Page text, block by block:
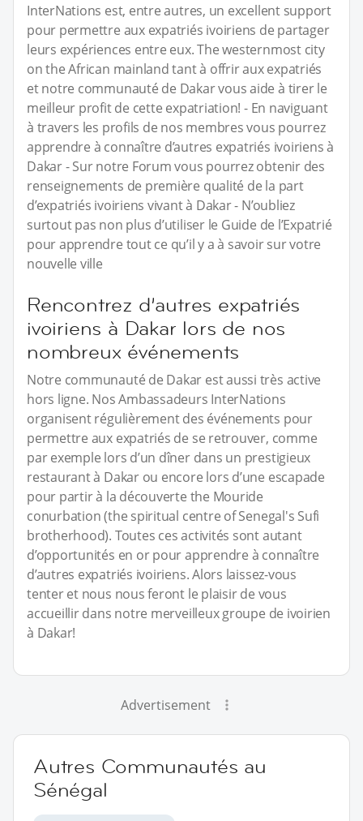
InterNations est, entre autres, un excellent support
pour permettre aux expatriés ivoiriens de partager
leurs expériences entre eux. The westernmost city
on the African mainland tant à offrir aux expatriés
et notre communauté de Dakar vous aide à tirer le
meilleur profit de cette expatriation! - En naviguant
à travers les profils de nos membres vous pourrez
apprendre à connaître d’autres expatriés ivoiriens à
Dakar - Sur notre Forum vous pourrez obtenir des
renseignements de première qualité de la part
d’expatriés ivoiriens vivant à Dakar - N’oubliez
surtout pas non plus d’utiliser le Guide de l’Expatrié
pour apprendre tout ce qu’il y a à savoir sur votre
nouvelle ville
Rencontrez d’autres expatriés
ivoiriens à Dakar lors de nos
nombreux événements
Notre communauté de Dakar est aussi très active
hors ligne. Nos Ambassadeurs InterNations
organisent régulièrement des événements pour
permettre aux expatriés de se retrouver, comme
par exemple lors d’un dîner dans un prestigieux
restaurant à Dakar ou encore lors d’une escapade
pour partir à la découverte the Mouride
conurbation (the spiritual centre of Senegal's Sufi
brotherhood). Toutes ces activités sont autant
d’opportunités en or pour apprendre à connaître
d’autres expatriés ivoiriens. Alors laissez-vous
tenter et nous nous feront le plaisir de vous
accueillir dans notre merveilleux groupe de ivoirien
à Dakar!
Advertisement
Autres Communautés au
Sénégal